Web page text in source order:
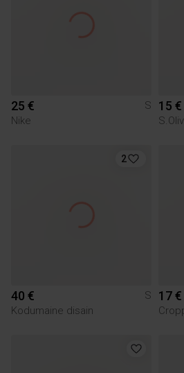
25 €
S
Nike
15 €
2
40 €
S
Kodumaine disain
17 €